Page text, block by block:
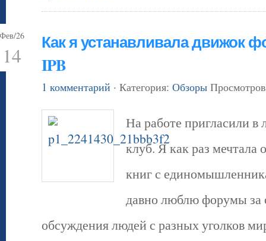
Фев/26
14
Как я устанавливала движок
IPB
1 комментарий · Категория: Обзоры
На работе пригласили в
клуб. Я как раз мечтала
книг с
давно люблю форумы за
обсуждения людей с разных уголков